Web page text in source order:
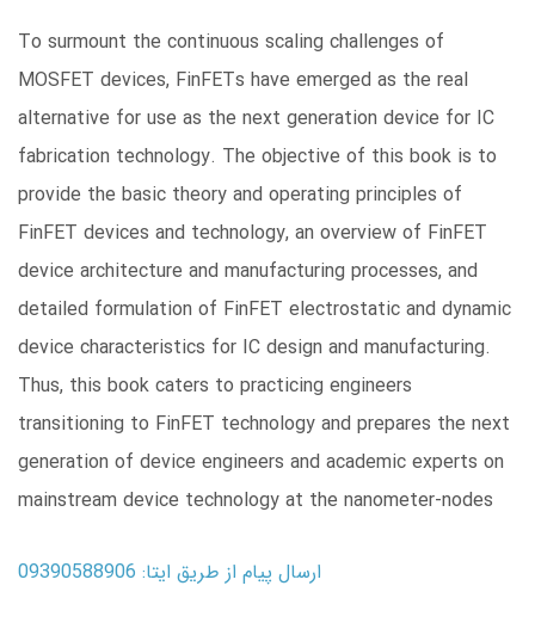
To surmount the continuous scaling challenges of
MOSFET devices, FinFETs have emerged as the real
alternative for use as the next generation device for IC
fabrication technology. The objective of this book is to
provide the basic theory and operating principles of
FinFET devices and technology, an overview of FinFET
device architecture and manufacturing processes, and
detailed formulation of FinFET electrostatic and dynamic
device characteristics for IC design and manufacturing.
Thus, this book caters to practicing engineers
transitioning to FinFET technology and prepares the next
generation of device engineers and academic experts on
mainstream device technology at the nanometer-nodes
ارسال پیام از طریق ایتا: 09390588906